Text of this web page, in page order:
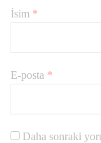
İsim *
E-posta *
Daha sonraki